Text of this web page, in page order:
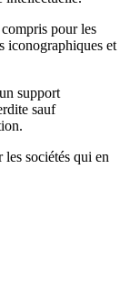
pour les
iconographiques et
support
sauf
les sociétés qui en